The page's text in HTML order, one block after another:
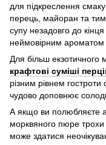
для підкреслення
перець, майоран та
супу незадовго до
неймовірним ароматом
Для більш екзотичного
крафтові суміші
різним рівнем
чудово доповнює
А якщо ви полюбляєте
морквяного пюре трохи
може здатися